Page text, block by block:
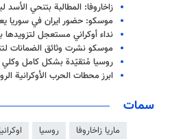
زاخاروفا: المطالبة بتنحي
موسكو: حضور ايران في سوریا
نداء أوكراني مستعجل لتزويدها
موسكو نشرت وثائق الضمانات
روسيا مُتقيّدة بشكل كامل وكلي
ابرز محطات الحرب الأوكرانية
سمات
ماريا زاخاروفا روسيا اوكرانيا